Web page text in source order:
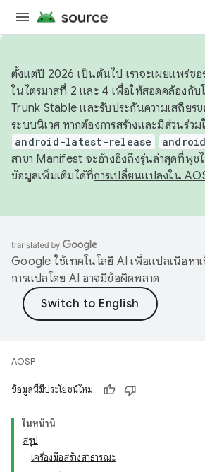
ตั้งแต่ปี 2026 เป็นต้นไป เราจะเผยแพร่ซอ
ในไตรมาสที่ 2 และ 4 เพื่อให้สอดคล้องกั
Trunk Stable และรับประกันความเสถียร
ระบบนิเวศ หากต้องการสร้างและมีส่วนร่ว
android-latest-release
สาขา Manifest จะอ้างอิงถึงรุ่นล่าสุดที่พุช
ข้อมูลเพิ่มเติมได้ที่การเปลี่ยนแปลงใน
Google ใช้เทคโนโลยี AI เพื่อแปลเนื้อห
การแปลโดย AI อาจมีข้อผิดพลาด
AOSP
ข้อมูลนี้มีประโยชน์ไหม
ในหน้านี้
สรุป
เครื่องมือสร้างสาธารณะ